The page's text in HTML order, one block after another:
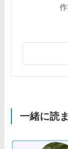
一緒に読